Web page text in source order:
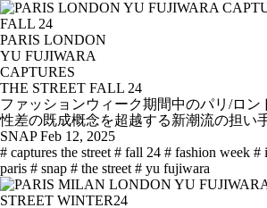
PARIS LONDON
YU FUJIWARA
CAPTURES
THE STREET FALL 24
ファッションウィーク期間中のパリ/ロン
性差の既成概念を超越する新潮流の担い
SNAP Feb 12, 2025
# captures the street # fall 24 # fashion week #
paris # snap # the street # yu fujiwara